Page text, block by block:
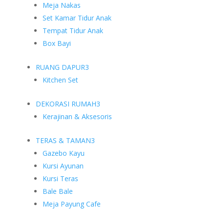
Meja Nakas
Set Kamar Tidur Anak
Tempat Tidur Anak
Box Bayi
RUANG DAPUR3
Kitchen Set
DEKORASI RUMAH3
Kerajinan & Aksesoris
TERAS & TAMAN3
Gazebo Kayu
Kursi Ayunan
Kursi Teras
Bale Bale
Meja Payung Cafe